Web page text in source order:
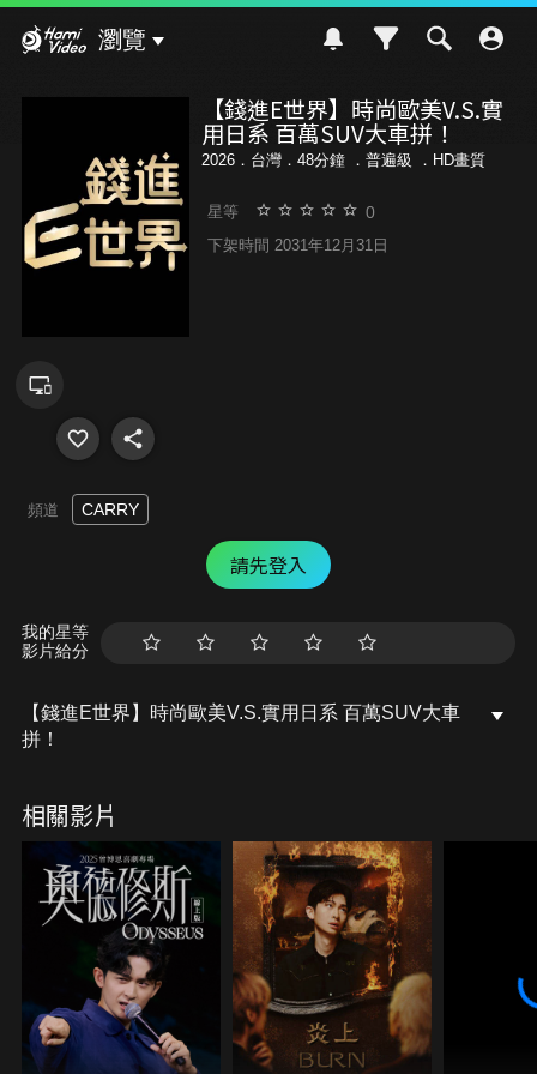
瀏覽
【錢進E世界】時尚歐美V.S.實
用日系 百萬SUV大車拼！
2026．台灣．48分鐘 ． 普遍級 ．HD畫質
星等 0
下架時間 2031年12月31日
頻道 CARRY
請先登入
我的星等
影片給分
【錢進E世界】時尚歐美V.S.實用日系 百萬SUV大車
拼！
相關影片